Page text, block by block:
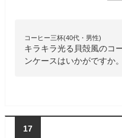
コーヒー三杯(40代・男性)
キラキラ光る貝殻風のコ
ンケースはいかがですか
17